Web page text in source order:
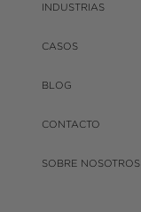
INDUSTRIAS
CASOS
BLOG
CONTACTO
SOBRE NOSOTROS